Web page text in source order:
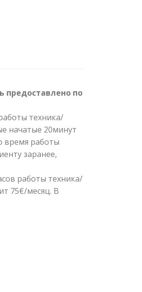
предоставлено по
техника/
начатые 20минут
время работы
заранее,
работы техника/
75€/месяц. В